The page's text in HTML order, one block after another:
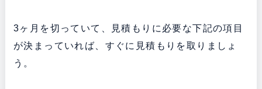
3ヶ月を切っていて、見積もりに必要な下記の項目
が決まっていれば、すぐに見積もりを取りましょ
う。